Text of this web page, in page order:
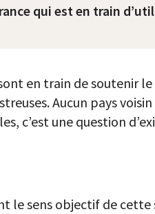
qui est en train
en train de soutenir
Aucun pays
c’est une question
le sens objectif de